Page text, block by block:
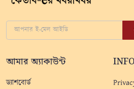
আমার অ্যাকাউন্ট
ড্যাশবোর্ড